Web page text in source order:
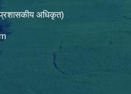
अधिकृत)